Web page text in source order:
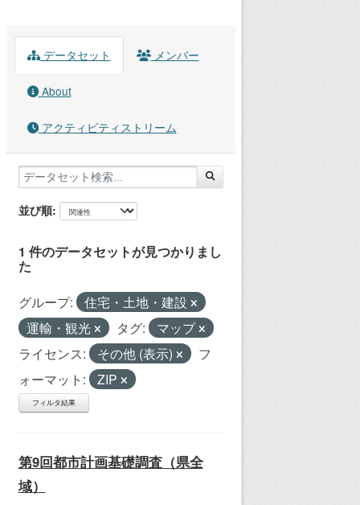
データセット メンバー
About
アクティビティストリーム
並び順
1 件のデータセットが見つかりまし
た
グループ:
住宅・土地・建設
運輸・観光
タグ:
マップ
ライセンス:
その他 (表示)
フ
ォーマット:
ZIP
フィルタ結果
第9回都市計画基礎調査（県全
域）